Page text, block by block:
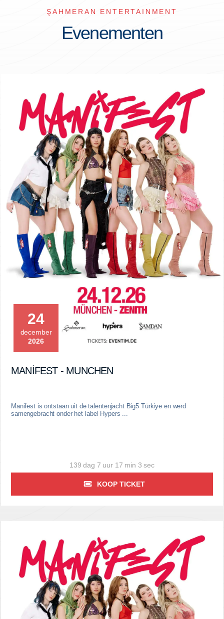
ŞAHMERAN ENTERTAINMENT
Evenementen
24
december
2026
MANİFEST - MUNCHEN
Manifest is ontstaan uit de talentenjacht Big5 Türkiye en werd
samengebracht onder het label Hypers ...
139 dag 7 uur 17 min 2 sec
KOOP TICKET